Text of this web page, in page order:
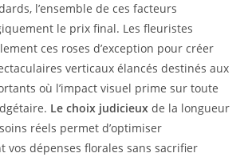
l’ensemble de ces facteurs
le prix final. Les fleuristes
ces roses d’exception pour créer
verticaux élancés destinés aux
où l’impact visuel prime sur toute
Le choix judicieux de la longueur
réels permet d’optimiser
vos dépenses florales sans sacrifier